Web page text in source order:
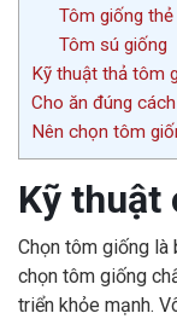
Tôm giống
Tôm sú giống
Kỹ thuật thả tôm
Cho ăn đúng
Nên chọn tôm
Kỹ thuật
Chọn tôm giống
chọn tôm giống
triển khỏe mạnh.